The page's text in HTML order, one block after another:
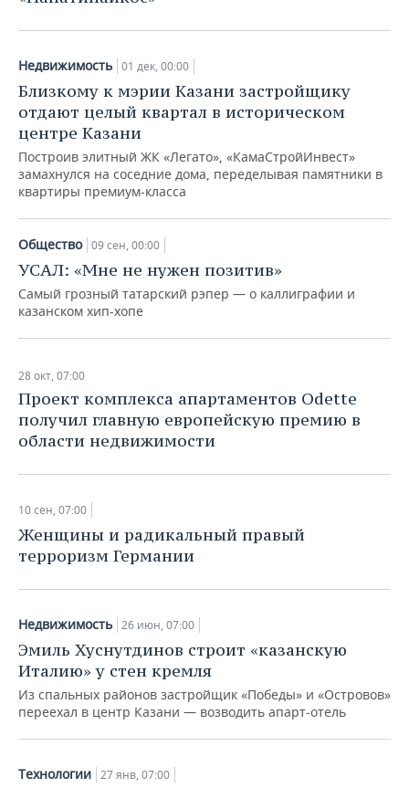
Недвижимость 01 дек, 00:00
Близкому к мэрии Казани застройщику
отдают целый квартал в историческом
центре Казани
Построив элитный ЖК «Легато», «КамаСтройИнвест»
замахнулся на соседние дома, переделывая памятники в
квартиры премиум-класса
Общество 09 сен, 00:00
УСАЛ: «Мне не нужен позитив»
Самый грозный татарский рэпер — о каллиграфии и
казанском хип-хопе
28 окт, 07:00
Проект комплекса апартаментов Odette
получил главную европейскую премию в
области недвижимости
10 сен, 07:00
Женщины и радикальный правый
терроризм Германии
Недвижимость 26 июн, 07:00
Эмиль Хуснутдинов строит «казанскую
Италию» у стен кремля
Из спальных районов застройщик «Победы» и «Островов»
переехал в центр Казани — возводить апарт-отель
Технологии 27 янв, 07:00